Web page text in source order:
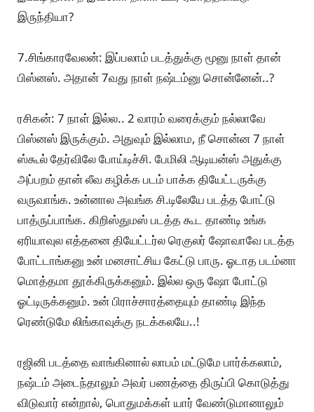
இருந்தியா?
7.சிங்காரவேலன்: இப்பலாம் படத்துக்கு மூனு நாள் தான்
பிஸ்னஸ். அதான் 7வது நாள் நஷ்டம்னு சொன்னேன்..?
ரசிகன்: 7 நாள் இல்ல.. 2 வாரம் வரைக்கும் நல்லாவே
பிஸ்னஸ் இருக்கும். அதுவும் இல்லாம, நீ சொன்ன 7 நாள்
ஸ்கூல் தேர்விலே போய்டிச்சி. பேமிலி ஆடியன்ஸ் அதுக்கு
அப்பறம் தான் லீவ கழிக்க படம் பாக்க தியேட்டருக்கு
வருவாங்க. உன்னால அவங்க சி.டிலேயே படத்த போட்டு
பாத்ருப்பாங்க. கிறிஸ்துமஸ் படத்த கூட தாண்டி உங்க
ஏரியாவுல எத்தனை தியேட்டர்ல ரெகுலர் ஷோவாவே படத்த
போட்டாங்கனு உன் மனசாட்சிய கேட்டு பாரு. ஓடாத படம்னா
மொத்தமா தூக்கிருக்கனும். இல்ல ஒரு ஷோ போட்டு
ஓட்டிருக்கனும். உன் பிராச்சாரத்தையும் தாண்டி இந்த
ரெண்டுமே லிங்காவுக்கு நடக்கலயே..!
ரஜினி படத்தை வாங்கினால் லாபம் மட்டுமே பார்க்கலாம்,
நஷ்டம் அடைந்தாலும் அவர் பணத்தை திருப்பி கொடுத்து
விடுவார் என்றால், பொதுமக்கள் யார் வேண்டுமானாலும்